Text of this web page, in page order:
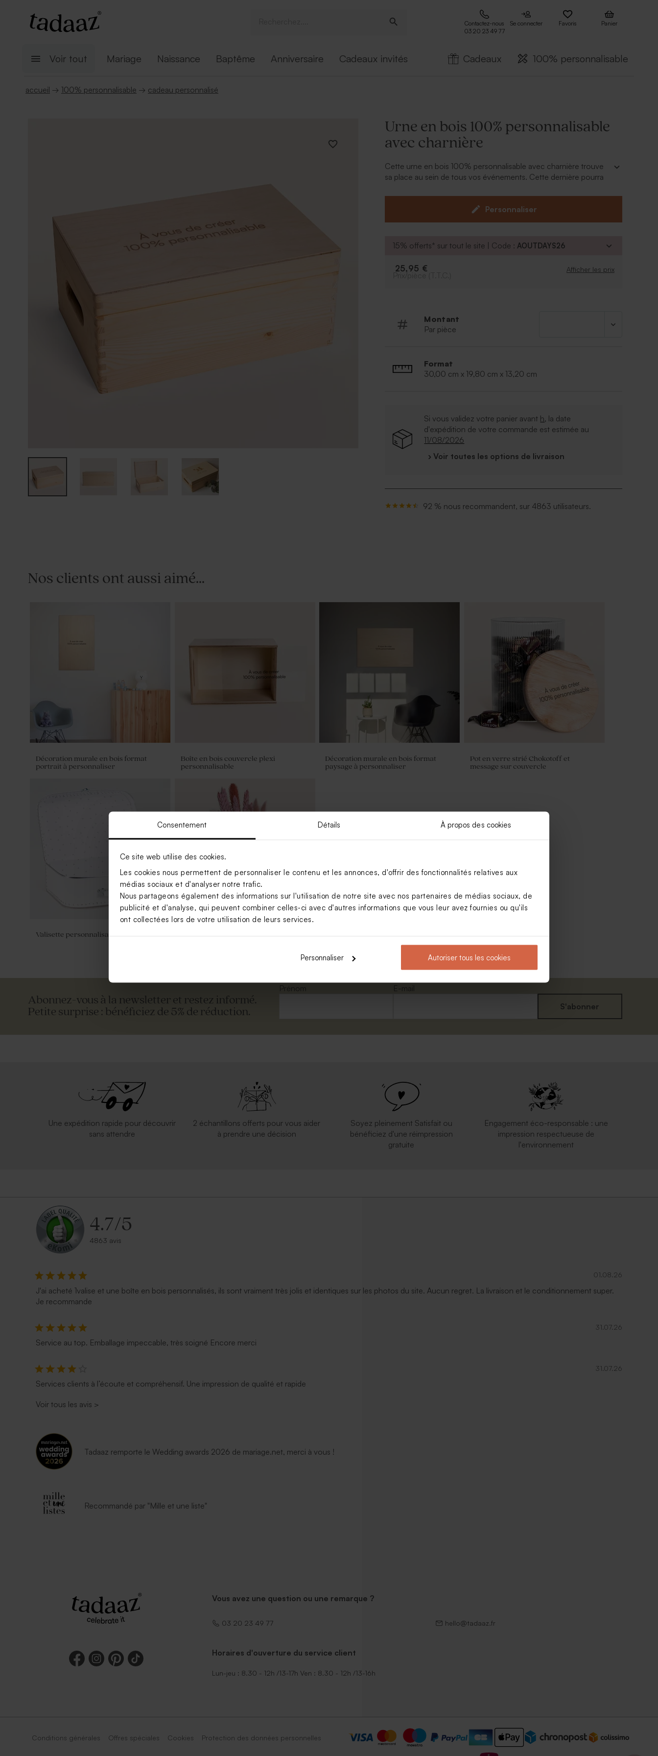
Consentement Détails À propos des cookies
Ce site web utilise des cookies.
Les cookies nous permettent de personnaliser le contenu et les annonces, d'offrir des fonctionnalités relatives aux
médias sociaux et d'analyser notre trafic.
Nous partageons également des informations sur l'utilisation de notre site avec nos partenaires de médias sociaux, de
publicité et d'analyse, qui peuvent combiner celles-ci avec d'autres informations que vous leur avez fournies ou qu'ils
ont collectées lors de votre utilisation de leurs services.
Personnaliser Autoriser tous les cookies
Contactez-nous
03 20 23 49 77
Se connecter Favoris Panier
Voir tout Mariage Naissance Baptême Anniversaire Cadeaux invités Cadeaux 100% personnalisable
accueil → 100% personnalisable → cadeau personnalisé
Urne en bois 100% personnalisable
avec charnière
Cette urne en bois 100% personnalisable avec charnière trouve
sa place au sein de tous vos événements. Cette dernière pourra
choix. L'urne en bois pourra être disposée sur une table pour la
Cette urne en bois peut également servir comme boite cadeau
* Dimensions : L 30 cm x l 19,8 cm x H 13,2 cm
Personnaliser
15% offerts* sur tout le site | Code :AOUTDAYS26
25,95 € Afficher les prix
Montant
Par pièce
Format
30,00 cm x 19,80 cm x 13,20 cm
Si vous validez votre panier avant h, la date
d'expédition de votre commande est estimée au
11/08/2026
› Voir toutes les options de livraison
92 % nous recommandent, sur 4863 utilisateurs.
Nos clients ont aussi aimé...
Décoration murale en bois format
portrait à personnaliser
Boîte en bois couvercle plexi
personnalisable
Décoration murale en bois format
paysage à personnaliser
Pot en verre strié Chokotoff et
message sur couvercle
Valisette personnalisable
Abonnez-vous à la newsletter et restez informé.
Petite surprise : bénéficiez de 5% de réduction.
Prénom
E-mail
S'abonner
Une expédition rapide pour découvrir
sans attendre
2 échantillons offerts pour vous aider
à prendre une décision
Soyez pleinement Satisfait ou
bénéficiez d'une réimpression
gratuite
Engagement éco-responsable : une
impression respectueuse de
l'environnement
4.7/5
4863 avis
01.08.26
J'ai acheté 1valise et une boîte en bois personnalisés, ils sont vraiment très jolis et identiques sur les photos du site. Aucun regret. La livraison et le conditionnement super.
Je recommande
31.07.26
Service au top. Emballage impeccable, très soigné Encore merci
31.07.26
Services clients à l’écoute et compréhensif. Une impression de qualité et rapide
Voir tous les avis >
Tadaaz remporte le Wedding awards 2026 de mariage.net, merci à vous !
Recommandé par "Mille et une liste"
Vous avez une question ou une remarque ?
03 20 23 49 77 hello@tadaaz.fr
Horaires d'ouverture du service client
Lun-jeu : 8.30 - 12h /13-17h Ven : 8.30 - 12h /13-16h
Conditions générales Offres spéciales Cookies Protection des données personnelles